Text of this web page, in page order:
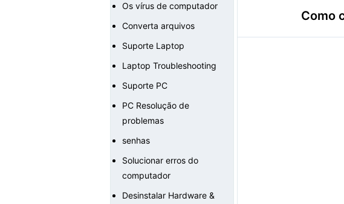
Os vírus de computador
Converta arquivos
Suporte Laptop
Laptop Troubleshooting
Suporte PC
PC Resolução de
problemas
senhas
Solucionar erros do
computador
Desinstalar Hardware &
Como